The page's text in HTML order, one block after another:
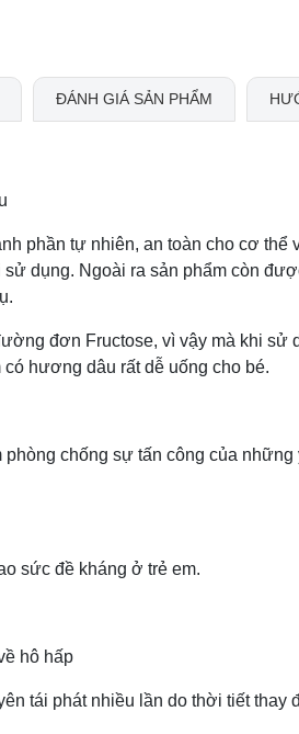
ĐÁNH GIÁ SẢN PHẨM
phần tự nhiên, an toàn cho cơ thể
dụng. Ngoài ra sản phẩm còn
đơn Fructose, vì vậy mà khi sử
hương dâu rất dễ uống cho bé.
chống sự tấn công của
sức đề kháng ở trẻ em.
hô hấp
tái phát nhiều lần do thời tiết thay